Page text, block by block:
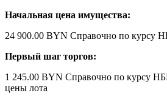
Начальная цена имущества:
24 900.00 BYN Справочно по курсу
Первый шаг торгов:
1 245.00 BYN Справочно по курсу
цены лота